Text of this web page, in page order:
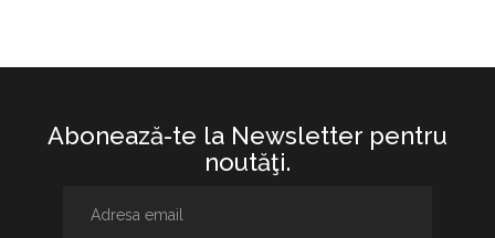
Abonează-te la Newsletter pentru
noutăţi.